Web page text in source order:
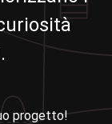
progetto!